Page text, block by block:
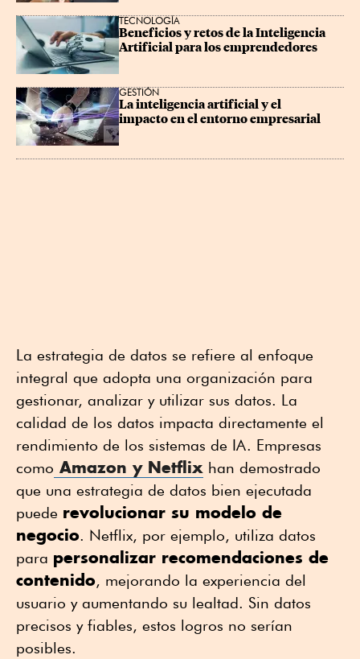
TECNOLOGÍA
Beneficios y retos de la Inteligencia
Artificial para los emprendedores
GESTIÓN
La inteligencia artificial y el
impacto en el entorno empresarial
La estrategia de datos se refiere al enfoque
integral que adopta una organización para
gestionar, analizar y utilizar sus datos. La
calidad de los datos impacta directamente el
rendimiento de los sistemas de IA. Empresas
como Amazon y Netflix han demostrado
que una estrategia de datos bien ejecutada
puede revolucionar su modelo de
negocio. Netflix, por ejemplo, utiliza datos
para personalizar recomendaciones de
contenido, mejorando la experiencia del
usuario y aumentando su lealtad. Sin datos
precisos y fiables, estos logros no serían
posibles.